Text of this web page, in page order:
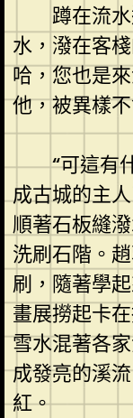
蹲在流
水，潑在客
哈，您也是
他，被異樣
“可這有
成古城的主
順著石板縫
洗刷石階。
刷，隨著學
畫展撈起卡
雪水混著各
成發亮的溪
紅。